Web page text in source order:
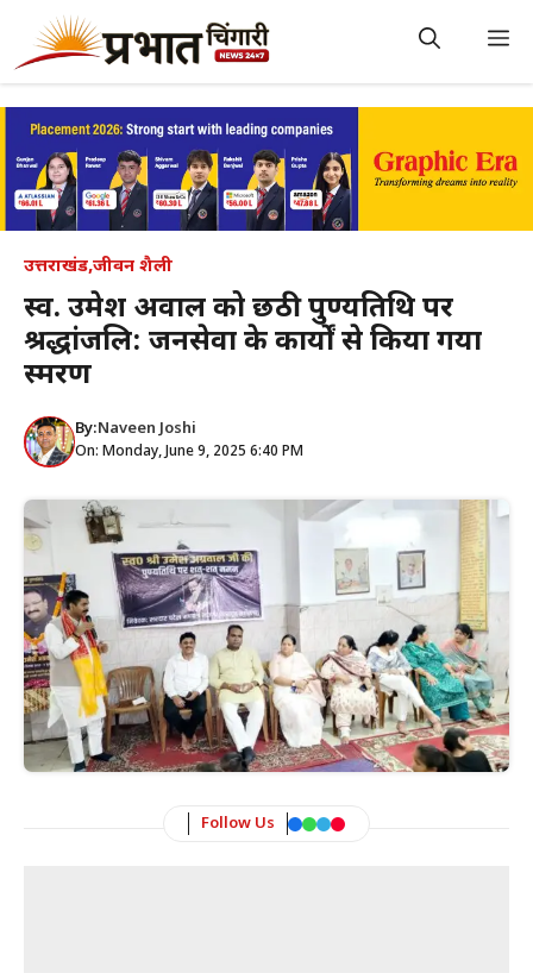
content
उत्तराखंड,जीवन शैली
स्व. उमेश अग्रवाल को छठी पुण्यतिथि पर
श्रद्धांजलि: जनसेवा के कार्यों से किया गया
स्मरण
By:Naveen Joshi
On: Monday, June 9, 2025 6:40 PM
Follow Us